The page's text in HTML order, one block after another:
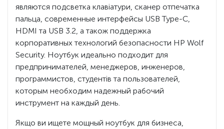
являются подсветка клавіатури, сканер отпечатка
пальца, современные интерфейсы USB Type-C,
HDMI та USB 3.2, а також поддержка
корпоративных технологий безопасности HP Wolf
Security. Ноутбук идеально подходит для
предпринимателей, менеджеров, инженеров,
программистов, студентів та пользователей,
которым необходим надежный рабочий
инструмент на каждый день.
Якщо ви ищете мощный ноутбук для бизнеса,